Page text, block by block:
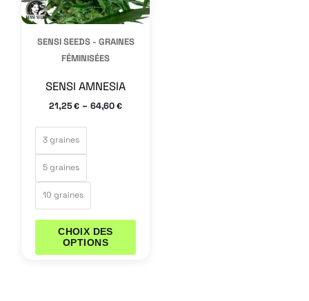
SENSI SEEDS - GRAINES
FÉMINISÉES
SENSI AMNESIA
21,25€ – 64,60€
3 graines
5 graines
10 graines
CHOIX DES
OPTIONS
options
peuvent
être
sur
page
du
produit